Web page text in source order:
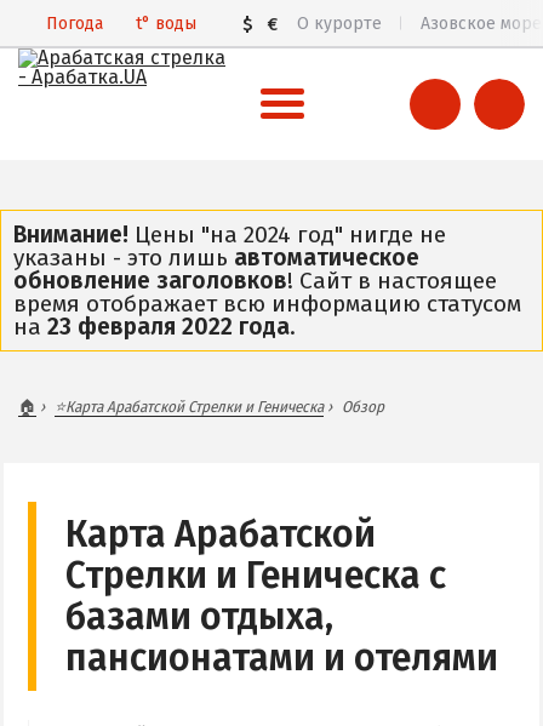
Погода t° воды $ € О курорте Азовское море
Все базы отдыха и отели
Общий обзор курорта
Арабатская Стрелка в 3D
Пляжи
Все веб-камеры
ГЕНИЧЕСК
Обзор Геническа
Все отели и пансионаты Геническа
Веб-камеры Геническа
Внимание! Цены "на 2024 год" нигде не
указаны - это лишь автоматическое
обновление заголовков! Сайт в настоящее
время отображает всю информацию статусом
на 23 февраля 2022 года.
🏠 ⭐Карта Арабатской Стрелки и Геническа Обзор
Карта Арабатской
Стрелки и Геническа с
базами отдыха,
пансионатами и отелями